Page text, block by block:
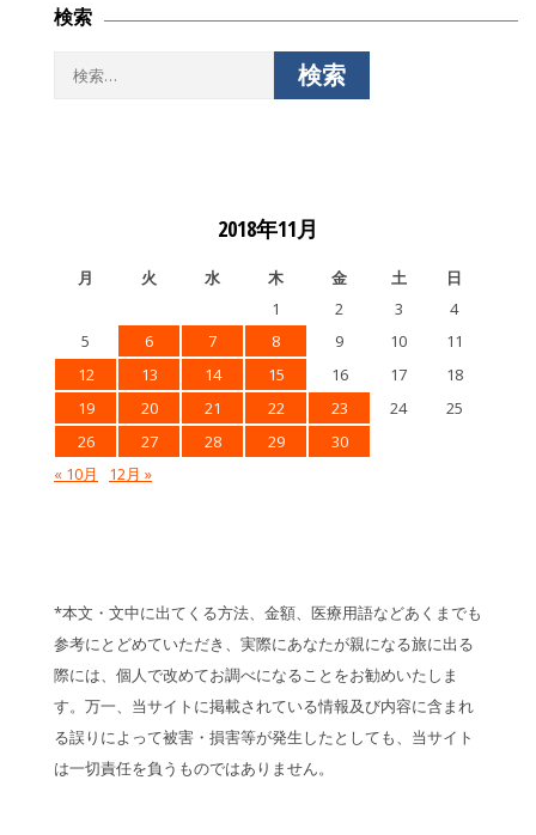
検索
2018年11月
月 火 水 木 金 土
日
1
2 3
4
5
6 7 8 9 10
11
12
13 14 15 16 17
18
19
20 21 22 23 24
25
26
27 28 29
30
« 10月
12月 »
*本文・文中に出てくる方法、金額、医療用語などあくまでも
参考にとどめていただき、実際にあなたが親になる旅に出る
際には、個人で改めてお調べになることをお勧めいたしま
す。万一、当サイトに掲載されている情報及び内容に含まれ
る誤りによって被害・損害等が発生したとしても、当サイト
は一切責任を負うものではありません。